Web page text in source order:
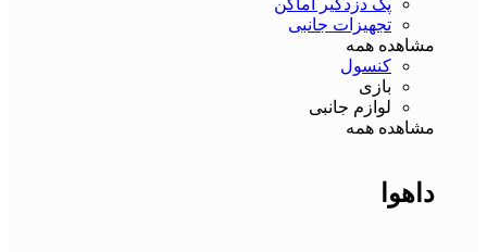
تجهیزات جانبی
مشاهده همه
کنسول
بازی
لوازم جانبی
مشاهده همه
داهوا